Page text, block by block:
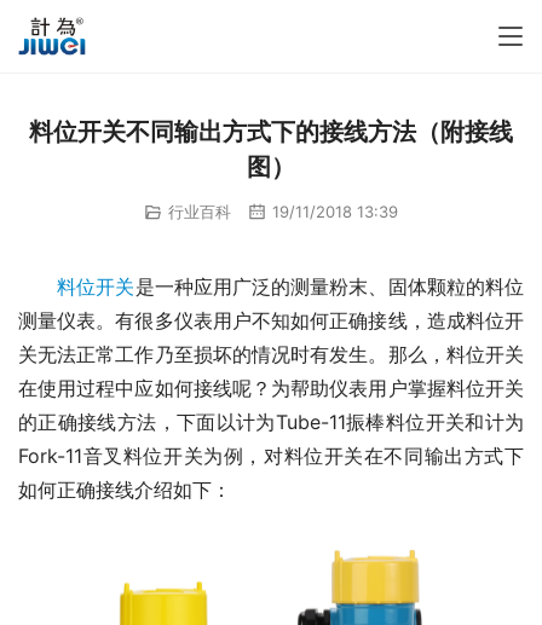
料位开关不同输出方式下的接线方法（附接线
图）
行业百科 19/11/2018 13:39
料位开关是一种应用广泛的测量粉末、固体颗粒的料位
测量仪表。有很多仪表用户不知如何正确接线，造成料位开
关无法正常工作乃至损坏的情况时有发生。那么，料位开关
在使用过程中应如何接线呢？为帮助仪表用户掌握料位开关
的正确接线方法，下面以计为Tube-11振棒料位开关和计为
Fork-11音叉料位开关为例，对料位开关在不同输出方式下
如何正确接线介绍如下：